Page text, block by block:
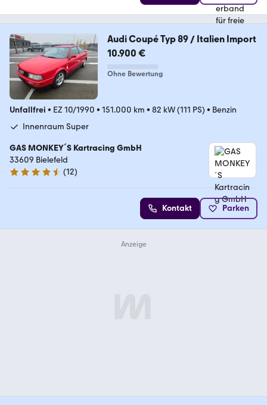
Audi Coupé Typ 89 / Italien Import
10.900 €
Ohne Bewertung
Unfallfrei • EZ 10/1990 • 151.000 km • 82 kW (111 PS) • Benzin
Innenraum Super
GAS MONKEY´S Kartracing GmbH
33609 Bielefeld
4.7 Sterne
(12)
Kontakt Parken